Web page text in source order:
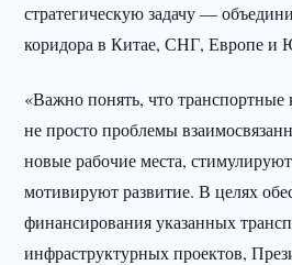
стратегическую задачу —
коридора в Китае, СНГ, Европе
«Важно понять, что
не просто проблемы
новые рабочие места,
мотивируют развитие. В целях
финансирования указанных
инфраструктурных проектов,